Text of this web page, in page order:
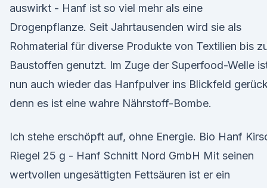
auswirkt - Hanf ist so viel mehr als eine
Drogenpflanze. Seit Jahrtausenden wird sie als
Rohmaterial für diverse Produkte von Textilien bis
Baustoffen genutzt. Im Zuge der Superfood-Welle
nun auch wieder das Hanfpulver ins Blickfeld
denn es ist eine wahre Nährstoff-Bombe.
Ich stehe erschöpft auf, ohne Energie. Bio Hanf
Riegel 25 g - Hanf Schnitt Nord GmbH Mit seinen
wertvollen ungesättigten Fettsäuren ist er ein